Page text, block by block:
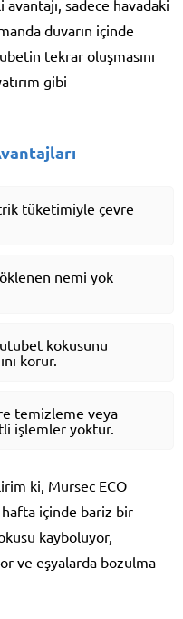
sadece havadaki
duvarın içinde
tekrar oluşmasını
gibi
tüketimiyle çevre
nemi yok
kokusunu
korur.
temizleme veya
işlemler yoktur.
ki, Mursec ECO
hafta içinde bariz bir
kayboluyor,
ve eşyalarda bozulma